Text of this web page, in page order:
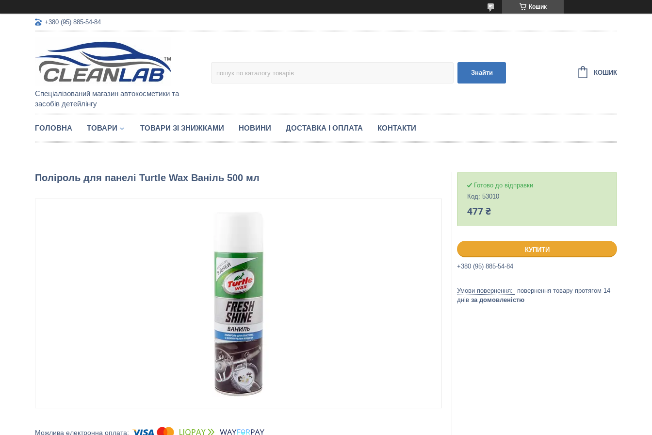
Кошик
+380 (95) 885-54-84
Спеціалізований магазин автокосметики та
засобів детейлінгу
Знайти КОШИК
ГОЛОВНА ТОВАРИ ТОВАРИ ЗІ ЗНИЖКАМИ НОВИНИ ДОСТАВКА І ОПЛАТА КОНТАКТИ
Поліроль для панелі Turtle Wax Ваніль 500 мл
Готово до відправки
Код: 53010
477 ₴
КУПИТИ
+380 (95) 885-54-84
повернення товару протягом 14
днів за домовленістю